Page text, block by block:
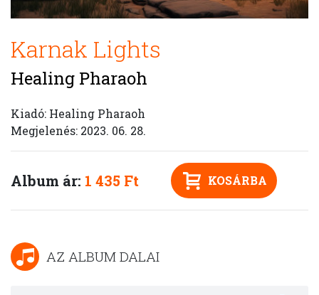
Karnak Lights
Healing Pharaoh
Kiadó: Healing Pharaoh
Megjelenés: 2023. 06. 28.
Album ár: 1 435 Ft KOSÁRBA
AZ ALBUM DALAI